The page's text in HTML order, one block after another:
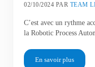
02/10/2024 PAR TEAM
C’est avec un rythme
la Robotic Process
En savoir plus
La Robotic